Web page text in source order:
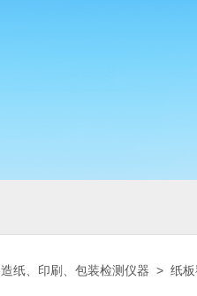
造纸、印刷、包装检测仪器 > 纸